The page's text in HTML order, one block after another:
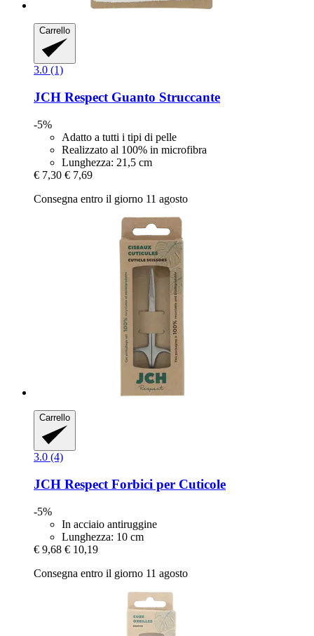
Carrello
3.0 (1)
JCH Respect Guanto Struccante
-5%
Adatto a tutti i tipi di pelle
Realizzato al 100% in microfibra
Lunghezza: 21,5 cm
€ 7,30 € 7,69
Consegna entro il giorno 11 agosto
Carrello
3.0 (4)
JCH Respect Forbici per Cuticole
-5%
In acciaio antiruggine
Lunghezza: 10 cm
€ 9,68 € 10,19
Consegna entro il giorno 11 agosto